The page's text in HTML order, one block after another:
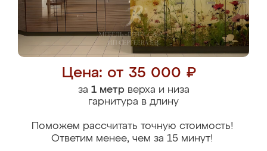
Цена: от 35 000 ₽
за 1 метрверха и низа
гарнитура в длину
Поможем рассчитать точную стоимость!
Ответим менее, чем за 15 минут!